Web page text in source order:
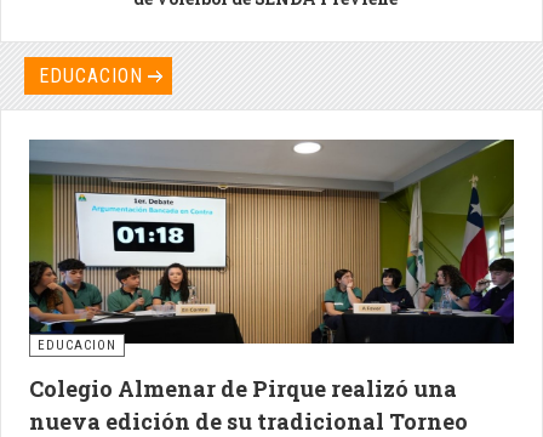
EDUCACION
EDUCACION
Colegio Almenar de Pirque realizó una
nueva edición de su tradicional Torneo